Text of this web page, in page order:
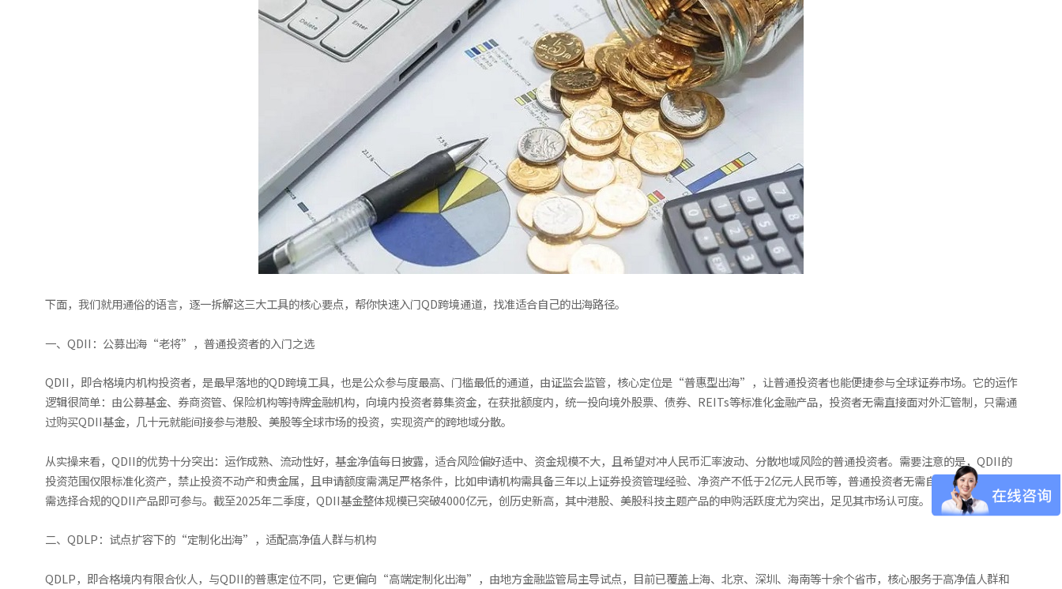
下面，我们就用通俗的语言，逐一拆解这三大工具的核心要点，帮你快速入门QD跨境通道，找准适合自己的出海路径。
一、QDII：公募出海“老将”，普通投资者的入门之选
QDII，即合格境内机构投资者，是最早落地的QD跨境工具，也是公众参与度最高、门槛最低的通道，由证监会监管，核心定位是“普惠型出海”，让普通投资者也能便捷参与全球证券市场。它的运作
逻辑很简单：由公募基金、券商资管、保险机构等持牌金融机构，向境内投资者募集资金，在获批额度内，统一投向境外股票、债券、REITs等标准化金融产品，投资者无需直接面对外汇管制，只需通
过购买QDII基金，几十元就能间接参与港股、美股等全球市场的投资，实现资产的跨地域分散。
从实操来看，QDII的优势十分突出：运作成熟、流动性好，基金净值每日披露，适合风险偏好适中、资金规模不大，且希望对冲人民币汇率波动、分散地域风险的普通投资者。需要注意的是，QDII的
投资范围仅限标准化资产，禁止投资不动产和贵金属，且申请额度需满足严格条件，比如申请机构需具备三年以上证券投资管理经验、净资产不低于2亿元人民币等，普通投资者无需自行申请额度，只
需选择合规的QDII产品即可参与。截至2025年二季度，QDII基金整体规模已突破4000亿元，创历史新高，其中港股、美股科技主题产品的申购活跃度尤为突出，足见其市场认可度。
二、QDLP：试点扩容下的“定制化出海”，适配高净值人群与机构
QDLP，即合格境内有限合伙人，与QDII的普惠定位不同，它更偏向“高端定制化出海”，由地方金融监管局主导试点，目前已覆盖上海、北京、深圳、海南等十余个省市，核心服务于高净值人群和